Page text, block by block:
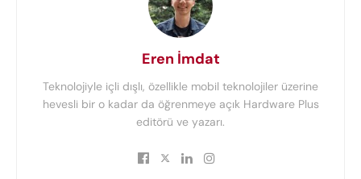
Eren İmdat
Teknolojiyle içli dışlı, özellikle mobil teknolojiler üzerine
hevesli bir o kadar da öğrenmeye açık Hardware Plus
editörü ve yazarı.